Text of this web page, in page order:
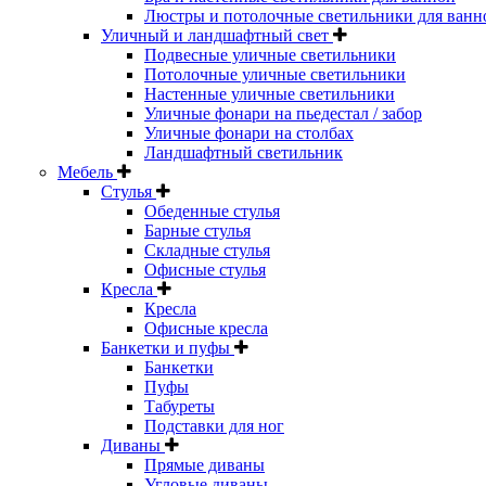
Люстры и потолочные светильники для
Уличный и ландшафтный свет
Подвесные уличные светильники
Потолочные уличные светильники
Настенные уличные светильники
Уличные фонари на пьедестал / забор
Уличные фонари на столбах
Ландшафтный светильник
Мебель
Стулья
Обеденные стулья
Барные стулья
Складные стулья
Офисные стулья
Кресла
Кресла
Офисные кресла
Банкетки и пуфы
Банкетки
Пуфы
Табуреты
Подставки для ног
Диваны
Прямые диваны